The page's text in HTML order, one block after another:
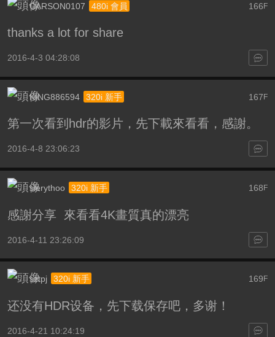
166F
CARSON0107 480i 會員
thanks a lot for share
2016-4-3 04:28:08
167F
KING886594 320i 新手
第一次看到hdr的影片，先下載來看看，感謝。
2016-4-8 23:06:23
168F
slerythoo 320i 新手
感謝分享 來看看4K畫質真的漂亮
2016-4-11 23:26:09
169 F
sztpj 320i 新手
还没有HDR设备，先下载保存吧，多谢！
2016-4-21 10:24:19